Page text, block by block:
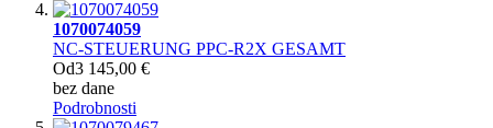
1070074059
NC-STEUERUNG PPC-R2X GESAMT
Od3 145,00 €
bez dane
Podrobnosti